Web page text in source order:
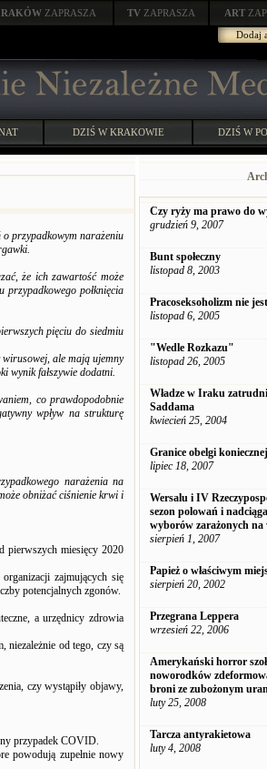
ZAPRASZA TV ZAPRASZA ART
Dodaj
DZIŚ W KRAKOWIE DZIŚ W
przypadkowym narażeniu
że ich zawartość może
przypadkowego połknięcia
pięciu do siedmiu
ale mają ujemny
wynik fałszywie dodatni.
co prawdopodobnie
wpływ na strukturę
narażenia na
obniżać ciśnienie krwi i
pierwszych miesięcy 2020
zajmujących się
potencjalnych zgonów.
a urzędnicy zdrowia
niezależnie od tego, czy są
czy wystąpiły objawy,
przypadek COVID.
powodują zupełnie nowy
Czy ryży ma prawo do
grudzień 9, 2007
Bunt społeczny
listopad 8, 2003
Pracoseksoholizm nie
listopad 6, 2005
"Wedle Rozkazu"
listopad 26, 2005
Władze w Iraku
Saddama
kwiecień 25, 2004
Granice obelgi koniecznej
lipiec 18, 2007
Wersalu i IV
sezon polowań i
wyborów zarażonych na
sierpień 1, 2007
Papież o właściwym
sierpień 20, 2002
Przegrana Leppera
wrzesień 22, 2006
Amerykański horror
noworodków
broni ze zubożonym
luty 25, 2008
Tarcza antyrakietowa
luty 4, 2008